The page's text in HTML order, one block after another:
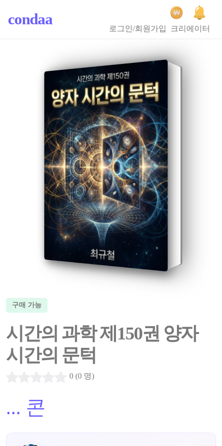
condaa
로그인/회원가입 크리에이터
구매 가능
시간의 과학 제150권 양자
시간의 문턱
0 (0 명)
... 콘